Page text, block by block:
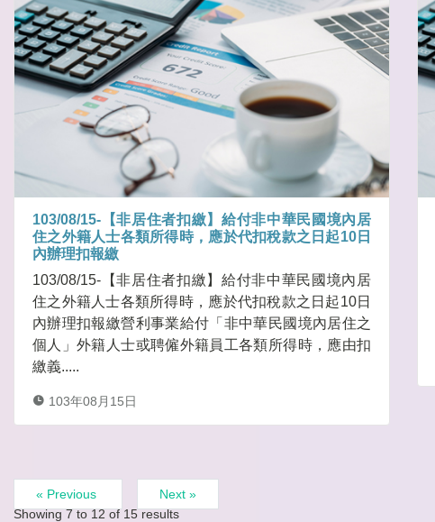
103/08/15-【非居住者扣繳】給付非中華民國境內居
住之外籍人士各類所得時，應於代扣稅款之日起10日
內辦理扣報繳
103/08/15-【非居住者扣繳】給付非中華民國境內居
住之外籍人士各類所得時，應於代扣稅款之日起10日
內辦理扣報繳營利事業給付「非中華民國境內居住之
個人」外籍人士或聘僱外籍員工各類所得時，應由扣
繳義.....
103年08月15日
« Previous
Next »
Showing 7 to 12 of 15 results